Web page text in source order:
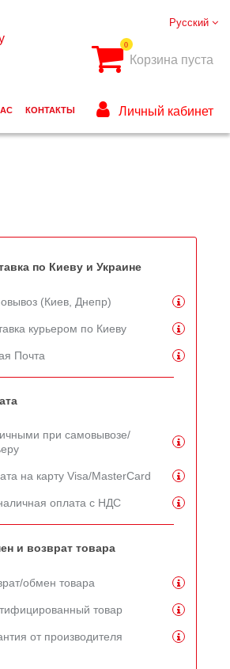
по Киеву и Украине
(Киев, Днепр)
курьером по Киеву
Почта
при самовывозе/
на карту Visa/MasterCard
оплата с НДС
и возврат товара
обмен товара
товар
от производителя
Русский
0
Корзина пуста
КОНТАКТЫ Личный кабинет